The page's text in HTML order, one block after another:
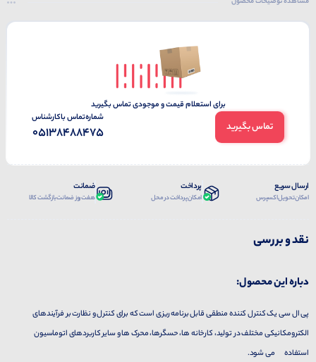
برای استعلام قیمت و موجودی تماس بگیرید
تماس بگیرید
شماره‌تماس‌ با‌کارشناس
05138488475
ارسال سریع
امکان تحویل اکسپرس
پرداخت
امکان پرداخت در محل
ضمانت
هفت روز ضمانت بازگشت کالا
نقد و بررسی
دباره این محصول:
پی ال سی یک کنترل کننده منطقی قابل برنامه ریزی است که برای کنترل و نظارت بر فرآیندهای
الکترومکانیکی مختلف در تولید، کارخانه ها، حسگرها، محرک ها و سایر کاربردهای اتوماسیون
استفاده می شود.